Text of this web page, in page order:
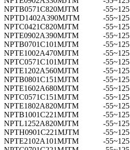
NPTB0571C820MJTM
-55~125
NPTD1402A390MJTM
-55~125
NPTC0421C820MJTM
-55~125
NPTE0902A390MJTM
-55~125
NPTB0701C101MJTM
-55~125
NPTE1002A470MJTM
-55~125
NPTC0571C101MJTM
-55~125
NPTE1202A560MJTM
-55~125
NPTB0801C151MJTM
-55~125
NPTE1602A680MJTM
-55~125
NPTC0571C151MJTM
-55~125
NPTE1802A820MJTM
-55~125
NPTB1001C221MJTM
-55~125
NPTL1252A820MJTM
-55~125
NPTH0901C221MJTM
-55~125
NPTE2102A101MJTM
-55~125